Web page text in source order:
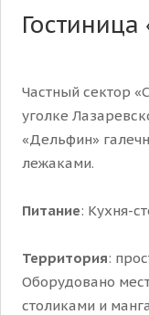
Гостиница
Частный сектор
уголке
«Дельфин»
лежаками.
Питание: Кухня-
Территория:
Оборудовано
столиками и